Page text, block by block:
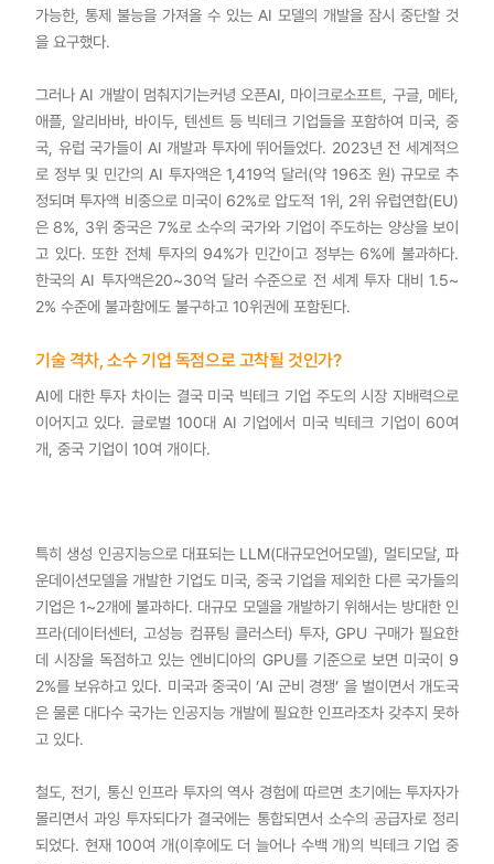
가능한, 통제 불능을 가져올 수 있는 AI 모델의 개발을 잠시 중단할 것
을 요구했다.
그러나 AI 개발이 멈춰지기는커녕 오픈AI, 마이크로소프트, 구글, 메타,
애플, 알리바바, 바이두, 텐센트 등 빅테크 기업들을 포함하여 미국, 중
국, 유럽 국가들이 AI 개발과 투자에 뛰어들었다. 2023년 전 세계적으
로 정부 및 민간의 AI 투자액은 1,419억 달러(약 196조 원) 규모로 추
정되며 투자액 비중으로 미국이 62%로 압도적 1위, 2위 유럽연합(EU)
은 8%, 3위 중국은 7%로 소수의 국가와 기업이 주도하는 양상을 보이
고 있다. 또한 전체 투자의 94%가 민간이고 정부는 6%에 불과하다.
한국의 AI 투자액은20~30억 달러 수준으로 전 세계 투자 대비 1.5~
2% 수준에 불과함에도 불구하고 10위권에 포함된다.
기술 격차, 소수 기업 독점으로 고착될 것인가?
AI에 대한 투자 차이는 결국 미국 빅테크 기업 주도의 시장 지배력으로
이어지고 있다. 글로벌 100대 AI 기업에서 미국 빅테크 기업이 60여
개, 중국 기업이 10여 개이다.
특히 생성 인공지능으로 대표되는 LLM(대규모언어모델), 멀티모달, 파
운데이션모델을 개발한 기업도 미국, 중국 기업을 제외한 다른 국가들의
기업은 1~2개에 불과하다. 대규모 모델을 개발하기 위해서는 방대한 인
프라(데이터센터, 고성능 컴퓨팅 클러스터) 투자, GPU 구매가 필요한
데 시장을 독점하고 있는 엔비디아의 GPU를 기준으로 보면 미국이 9
2%를 보유하고 있다. 미국과 중국이 ‘AI 군비 경쟁’ 을 벌이면서 개도국
은 물론 대다수 국가는 인공지능 개발에 필요한 인프라조차 갖추지 못하
고 있다.
철도, 전기, 통신 인프라 투자의 역사 경험에 따르면 초기에는 투자자가
몰리면서 과잉 투자되다가 결국에는 통합되면서 소수의 공급자로 정리
되었다. 현재 100여 개(이후에도 더 늘어나 수백 개)의 빅테크 기업 중